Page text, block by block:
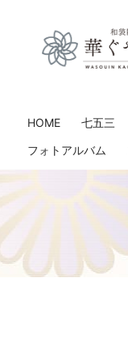
HOME 七五三
フォトアルバム